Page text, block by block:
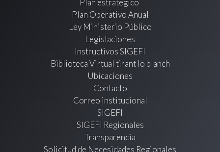
Plan estratégico
Plan Operativo Anual
Ley Ministerio Público
Legislaciones
Instructivos SIGEFI
Biblioteca Virtual tirant lo blanch
Ubicaciones
Contacto
Correo institucional
SIGEFI
SIGEFI Regionales
Transparencia
Solicitud de Necesidades Regionales